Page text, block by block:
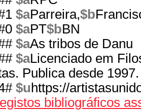
$aParreira,$b
$aPT$bBN
$aAs tribos de Danu
$aLicenciado em
Publica desde 1997.
$u https://
bibliográficos